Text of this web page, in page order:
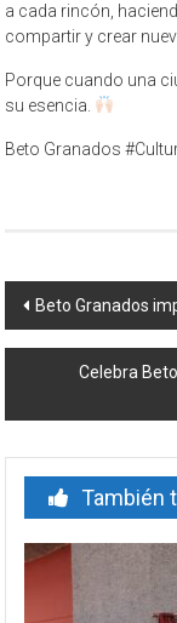
a cada rincón,
compartir y crear
Porque cuando una
su esencia.
Beto Granados
de
entrada
Beto Granados
Celebra
También